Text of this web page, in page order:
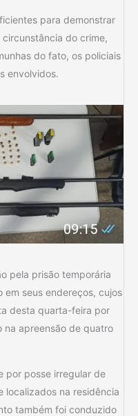
para demonstrar
do crime,
do fato, os policiais
envolvidos.
pela prisão temporária
em seus endereços, cujos
desta quarta-feira por
na apreensão de quatro
por posse irregular de
localizados na residência
também foi conduzido